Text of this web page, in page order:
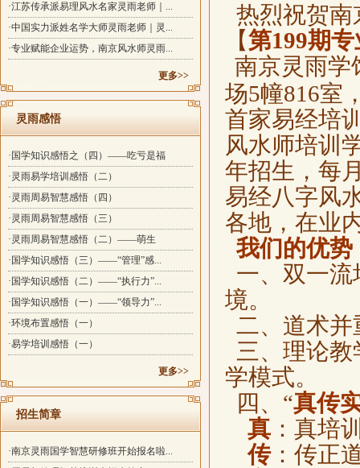
·江苏传承派易理风水名家灵雨老师｜...
·中国实力派姓名学大师灵雨老师｜灵...
·专业赋能企业运势，南京风水师灵雨...
更多>>
灵雨感悟
·国学知识感悟之（四）——吃亏是福
·灵雨易学培训感悟（二）
·灵雨周易智慧感悟（四）
·灵雨周易智慧感悟（三）
·灵雨周易智慧感悟（二）——萌生
·国学知识感悟（三）——“管理”感...
·国学知识感悟（二）——“执行力”...
·国学知识感悟（一）——“领导力”...
·环境布置感悟（一）
·易学培训感悟（一）
更多>>
招生简章
·南京灵雨国学智慧研修班开始报名啦...
热烈祝贺
【第199期
南京灵雨学
场5幢816室
首家易经培
风水师培训
年招生，每
易经八字风
各地，在业
我们的优势
一、双一
境。
二、道术
三、理论
学模式。
四、“真传
真 ：真培
传：传正